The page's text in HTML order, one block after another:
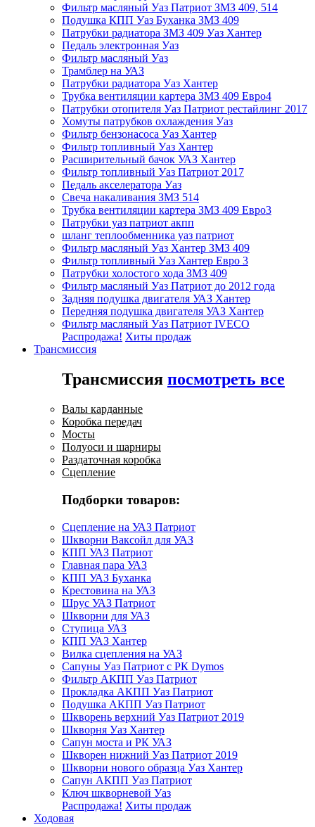
Фильтр масляный Уаз Патриот ЗМЗ 409, 514
Подушка КПП Уаз Буханка ЗМЗ 409
Патрубки радиатора ЗМЗ 409 Уаз Хантер
Педаль электронная Уаз
Фильтр масляный Уаз
Трамблер на УАЗ
Патрубки радиатора Уаз Хантер
Трубка вентиляции картера ЗМЗ 409 Евро4
Патрубки отопителя Уаз Патриот рестайлинг 2017
Хомуты патрубков охлаждения Уаз
Фильтр бензонасоса Уаз Хантер
Фильтр топливный Уаз Хантер
Расширительный бачок УАЗ Хантер
Фильтр топливный Уаз Патриот 2017
Педаль акселератора Уаз
Свеча накаливания ЗМЗ 514
Трубка вентиляции картера ЗМЗ 409 Евро3
Патрубки уаз патриот акпп
шланг теплообменника уаз патриот
Фильтр масляный Уаз Хантер ЗМЗ 409
Фильтр топливный Уаз Хантер Евро 3
Патрубки холостого хода ЗМЗ 409
Фильтр масляный Уаз Патриот до 2012 года
Задняя подушка двигателя УАЗ Хантер
Передняя подушка двигателя УАЗ Хантер
Фильтр масляный Уаз Патриот IVECO
Распродажа! Хиты продаж
Трансмиссия
Трансмиссия посмотреть все
Валы карданные
Коробка передач
Мосты
Полуоси и шарниры
Раздаточная коробка
Сцепление
Подборки товаров:
Сцепление на УАЗ Патриот
Шкворни Ваксойл для УАЗ
КПП УАЗ Патриот
Главная пара УАЗ
КПП УАЗ Буханка
Крестовина на УАЗ
Шрус УАЗ Патриот
Шкворни для УАЗ
Ступица УАЗ
КПП УАЗ Хантер
Вилка сцепления на УАЗ
Сапуны Уаз Патриот с РК Dymos
Фильтр АКПП Уаз Патриот
Прокладка АКПП Уаз Патриот
Подушка АКПП Уаз Патриот
Шкворень верхний Уаз Патриот 2019
Шкворня Уаз Хантер
Сапун моста и РК УАЗ
Шкворен нижний Уаз Патриот 2019
Шкворни нового образца Уаз Хантер
Сапун АКПП Уаз Патриот
Ключ шкворневой Уаз
Распродажа! Хиты продаж
Ходовая